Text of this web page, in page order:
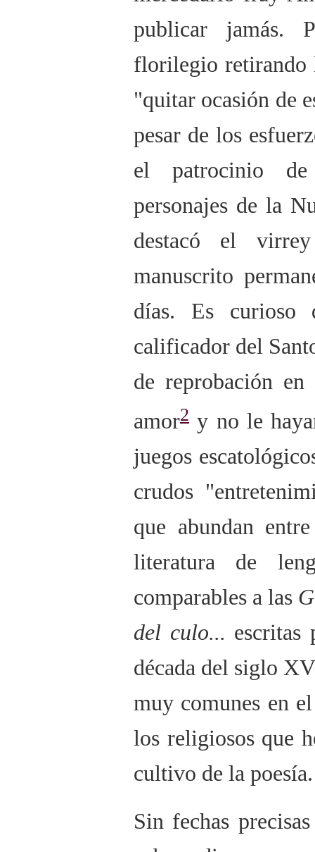
publicar jamás.
florilegio retirando
"quitar ocasión de
pesar de los
el patrocinio de
personajes de la
destacó el
manuscrito
días. Es curioso
calificador del
de reprobación en
amor2 y no le
juegos
crudos
que abundan
literatura de
comparables a las
del culo... escritas
década del siglo
muy comunes en
los religiosos que
cultivo de la poesía.
Sin fechas